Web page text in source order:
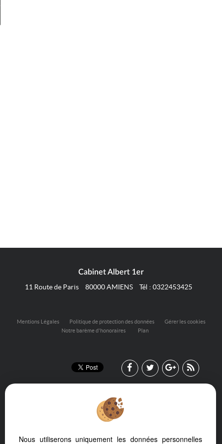
Cabinet Albert 1er
11 Route de Paris
80000AMIENS Tél : 0322453425
Mentions Légales Politique de protection des données
Gérer les cookies
Notre barème d'honoraires
Plan
Nous utiliserons uniquement les données personnelles